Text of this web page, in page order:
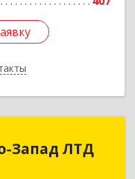
Запад ЛТД
Петрозаводск г,